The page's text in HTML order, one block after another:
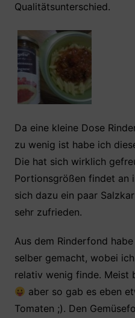
Qualitätsunterschied.
Da eine kleine Dose
zu wenig ist habe ich
Die hat sich wirklich
Portionsgrößen findet an
sich dazu ein paar
sehr zufrieden.
Aus dem Rinderfond
selber gemacht, wobei
relativ wenig finde. Meist
aber so gab es eben
Tomaten ;). Den